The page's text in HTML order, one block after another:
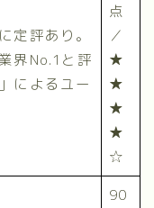
定評あり。
界No.1と評
によるユー
点
／
★
★
★
★
☆
90